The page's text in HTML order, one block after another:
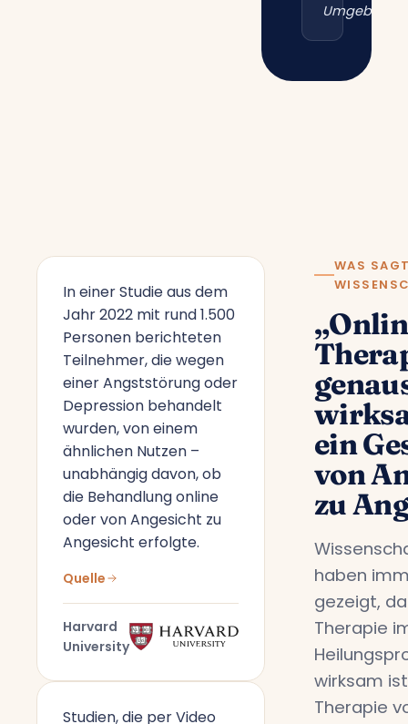
In einer Studie aus dem
Jahr 2022 mit rund 1.500
Personen berichteten
Teilnehmer, die wegen
einer Angststörung oder
Depression behandelt
wurden, von einem
ähnlichen Nutzen –
unabhängig davon, ob
die Behandlung online
oder von Angesicht zu
Angesicht erfolgte.
Quelle
Harvard
University
Studien, die per Video
WAS
ein
von
zu
haben
gezeigt,
Therapie
wirksam
Therapie